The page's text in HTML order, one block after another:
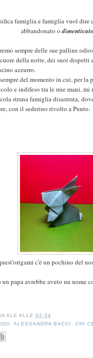
famiglia e famiglia vuol dire
abbandonato odimenticato
sempre delle sue palline
della notte, dei suoi dispetti
azzurro.
del momento in cui, per la
e indifeso tra le mie mani, mi
strana famiglia disastrata,
con il sederino rivolto a Punto.
c'è un pochino del
un papa avrebbe avuto un nome
ALE ALLE02:34
,ALESSANDRA BACCI CHI